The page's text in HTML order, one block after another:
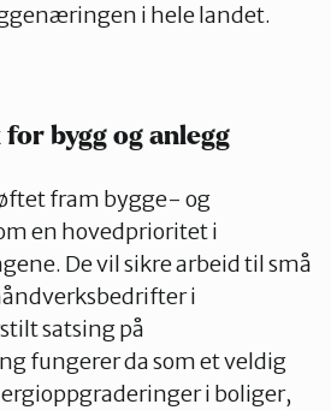
i hele landet.
bygg og anlegg
fram bygge- og
en hovedprioritet i
De vil sikre arbeid til små
i
satsing på
fungerer da som et veldig
i boliger,